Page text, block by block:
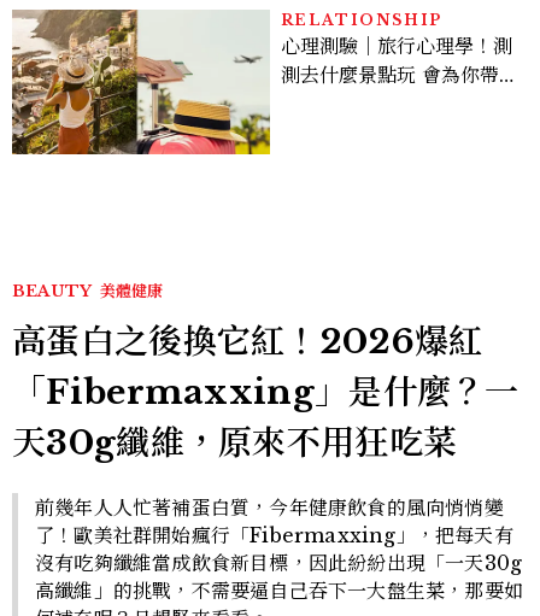
RELATIONSHIP
心理測驗｜旅行心理學！測
測去什麼景點玩 會為你帶來
BEAUTY 美體健康
高蛋白之後換它紅！2026爆紅
「Fibermaxxing」是什麼？一
天30g纖維，原來不用狂吃菜
前幾年人人忙著補蛋白質，今年健康飲食的風向悄悄變
了！歐美社群開始瘋行「Fibermaxxing」，把每天有
沒有吃夠纖維當成飲食新目標，因此紛紛出現「一天30g
高纖維」的挑戰，不需要逼自己吞下一大盤生菜，那要如